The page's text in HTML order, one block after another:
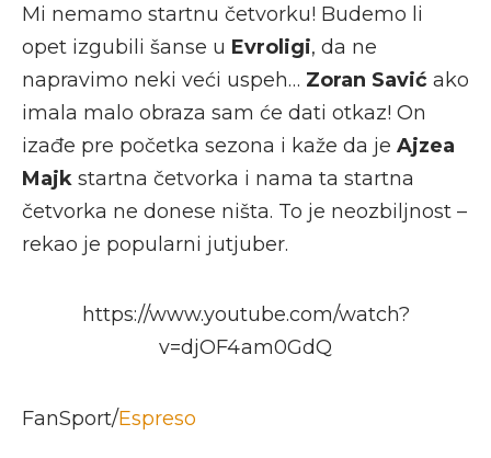
Mi nemamo startnu četvorku! Budemo li
opet izgubili šanse u Evroligi, da ne
napravimo neki veći uspeh… Zoran Savić ako
imala malo obraza sam će dati otkaz! On
izađe pre početka sezona i kaže da je Ajzea
Majk startna četvorka i nama ta startna
četvorka ne donese ništa. To je neozbiljnost –
rekao je popularni jutjuber.
https://www.youtube.com/watch?
v=djOF4am0GdQ
FanSport/Espreso